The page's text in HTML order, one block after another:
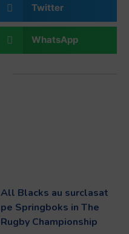
Twitter
WhatsApp
All Blacks au surclasat
pe Springboks in The
Rugby Championship